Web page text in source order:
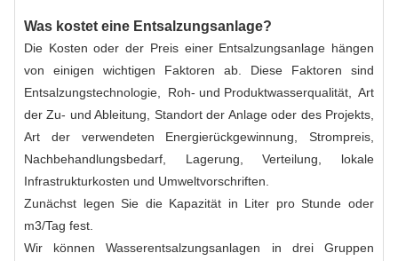
Was kostet eine Entsalzungsanlage?
Die Kosten oder der Preis einer Entsalzungsanlage hängen
von einigen wichtigen Faktoren ab. Diese Faktoren sind
Entsalzungstechnologie, Roh- und Produktwasserqualität , Art
der Zu- und Ableitung, Standort der Anlage oder des Projekts,
Art der verwendeten Energierückgewinnung, Strompreis,
Nachbehandlungsbedarf, Lagerung, Verteilung, lokale
Infrastrukturkosten und Umweltvorschriften.
Zunächst legen Sie die Kapazität in Liter pro Stunde oder
m3/Tag fest.
Wir können Wasserentsalzungsanlagen in drei Gruppen